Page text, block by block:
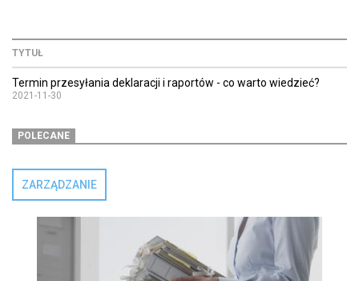
TYTUŁ
Termin przesyłania deklaracji i raportów - co warto wiedzieć?
2021-11-30
POLECANE
ZARZĄDZANIE